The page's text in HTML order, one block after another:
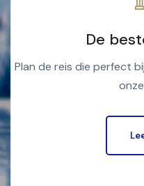
De
Plan de reis die perfect